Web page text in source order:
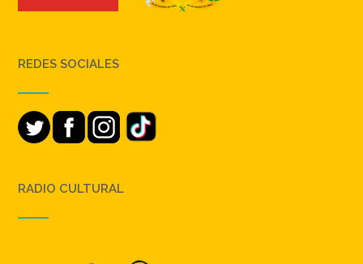
REDES SOCIALES
RADIO CULTURAL